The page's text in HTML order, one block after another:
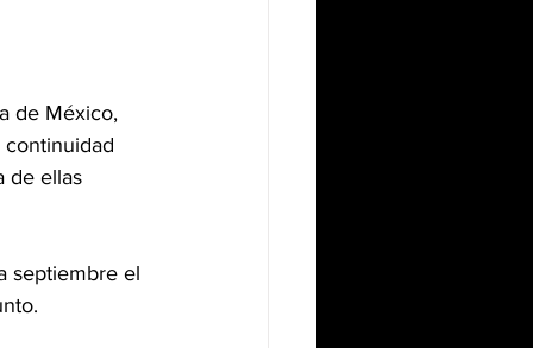
de México,
de ellas
septiembre el